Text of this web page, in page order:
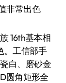
16th基本相
。工信部手
白、磨砂金
圆角矩形全